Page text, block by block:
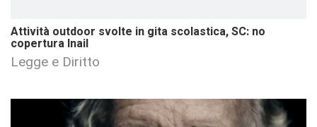
Attività outdoor svolte in gita scolastica, SC: no
copertura Inail
Legge e Diritto